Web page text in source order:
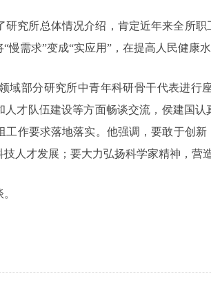
究所总体情况介绍，肯定近年来全所
需求”变成“实应用”，在提高人民健康
域部分研究所中青年科研骨干代表进
才队伍建设等方面畅谈交流，侯建国
作要求落地落实。他强调，要敢于创
人才发展；要大力弘扬科学家精神，营